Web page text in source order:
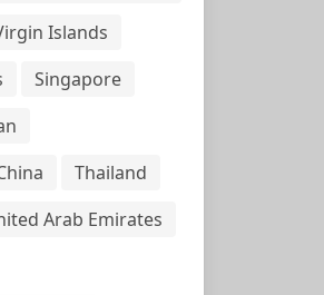
Islands
Singapore
Thailand
Arab Emirates